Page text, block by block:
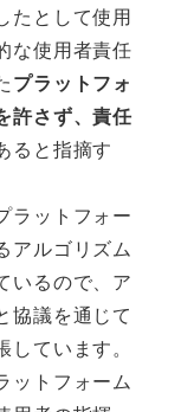
たとして使用
な使用者責任
プラットフォ
許さず、責任
ると指摘す
ラットフォー
アルゴリズム
いるので、ア
協議を通じて
ています。
ットフォーム